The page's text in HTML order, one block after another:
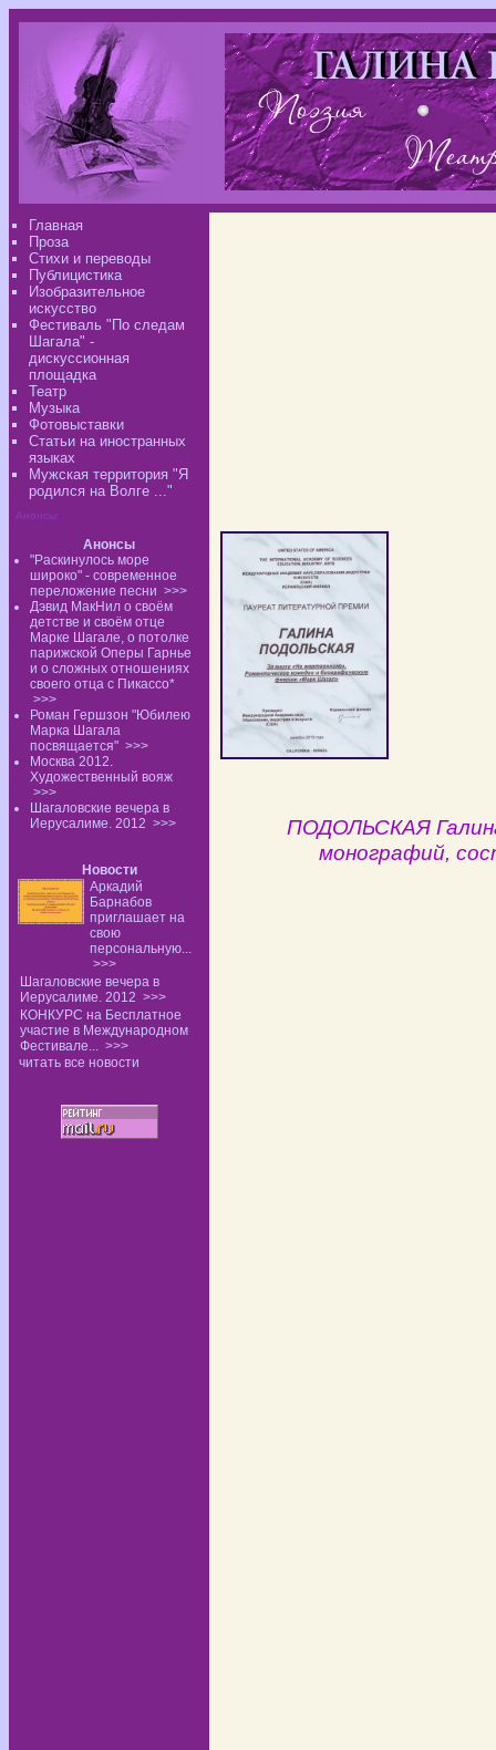
Главная
Проза
Стихи и переводы
Публицистика
Изобразительное
искусство
Фестиваль "По следам
Шагала" -
дискуссионная
площадка
Театр
Музыка
Фотовыставки
Статьи на иностранных
языках
Мужская территория "Я
родился на Волге ..."
Анонсы:
Анонсы
"Раскинулось море
широко" - современное
переложение песни >>>
Дэвид МакНил о своём
детстве и своём отце
Марке Шагале, о потолке
парижской Оперы Гарнье
и о сложных отношениях
своего отца с Пикассо*
>>>
Роман Гершзон "Юбилею
Марка Шагала
посвящается" >>>
Москва 2012.
Художественный вояж
>>>
Шагаловские вечера в
Иерусалиме. 2012 >>>
Новости
Аркадий
Барнабов
приглашает на
свою
персональную...
>>>
Шагаловские вечера в
Иерусалиме. 2012 >>>
КОНКУРС на Бесплатное
участие в Международном
Фестивале... >>>
читать все новости
ПОДОЛЬСКАЯ
монографий,